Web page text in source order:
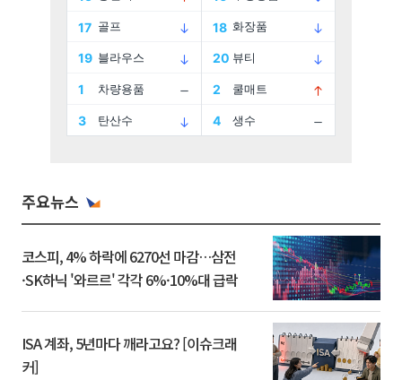
주요뉴스
코스피, 4% 하락에 6270선 마감…삼전
·SK하닉 '와르르' 각각 6%·10%대 급락
ISA 계좌, 5년마다 깨라고요? [이슈크래
커]